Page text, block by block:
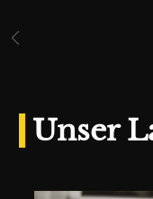
Unser